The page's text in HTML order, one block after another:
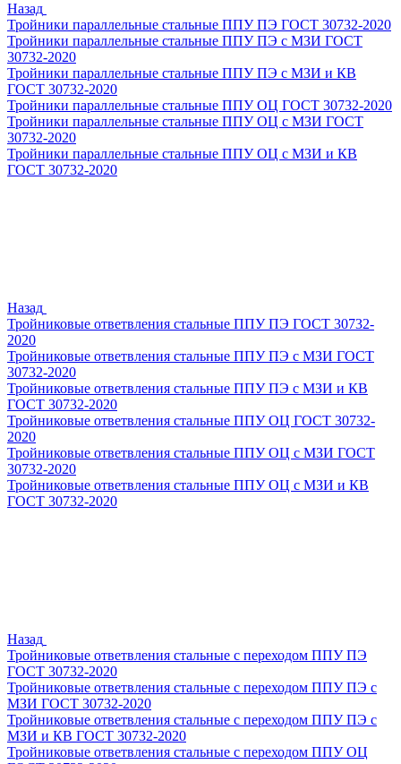
Назад
Тройники параллельные стальные ППУ ПЭ ГОСТ 30732-2020
Тройники параллельные стальные ППУ ПЭ с МЗИ ГОСТ
30732-2020
Тройники параллельные стальные ППУ ПЭ с МЗИ и КВ
ГОСТ 30732-2020
Тройники параллельные стальные ППУ ОЦ ГОСТ 30732-2020
Тройники параллельные стальные ППУ ОЦ с МЗИ ГОСТ
30732-2020
Тройники параллельные стальные ППУ ОЦ с МЗИ и КВ
ГОСТ 30732-2020
Назад
Тройниковые ответвления стальные ППУ ПЭ ГОСТ 30732-
2020
Тройниковые ответвления стальные ППУ ПЭ с МЗИ ГОСТ
30732-2020
Тройниковые ответвления стальные ППУ ПЭ с МЗИ и КВ
ГОСТ 30732-2020
Тройниковые ответвления стальные ППУ ОЦ ГОСТ 30732-
2020
Тройниковые ответвления стальные ППУ ОЦ с МЗИ ГОСТ
30732-2020
Тройниковые ответвления стальные ППУ ОЦ с МЗИ и КВ
ГОСТ 30732-2020
Назад
Тройниковые ответвления стальные с переходом ППУ ПЭ
ГОСТ 30732-2020
Тройниковые ответвления стальные с переходом ППУ ПЭ с
МЗИ ГОСТ 30732-2020
Тройниковые ответвления стальные с переходом ППУ ПЭ с
МЗИ и КВ ГОСТ 30732-2020
Тройниковые ответвления стальные с переходом ППУ ОЦ